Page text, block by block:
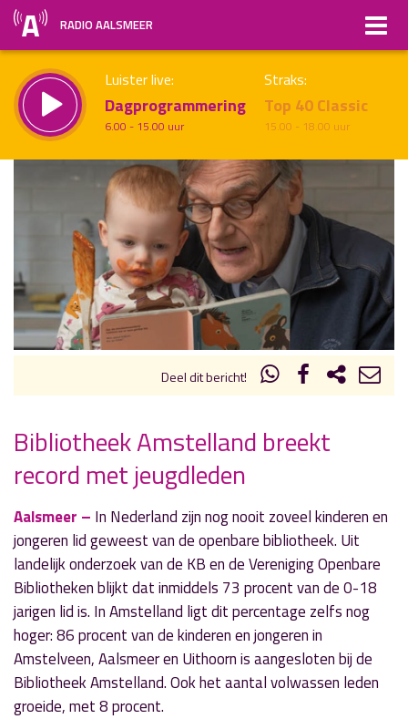
RADIO AALSMEER
Luister live:
Dagprogrammering
6.00 - 15.00 uur
Straks:
Top 40 Classic
15.00 - 18.00 uur
uur 1 van x Volgend uur
Deel dit bericht!
« Vorig nieuwsbericht
Machineweg feestelijk heropend na twee jaar
werkzaamheden
11 september 2025
» Volgend nieuwsbericht
Gemeente ondersteunt strijd tegen Aziatische
hoornaar
12 september 2025
Bibliotheek Amstelland breekt
record met jeugdleden
Aalsmeer – In Nederland zijn nog nooit zoveel kinderen en
jongeren lid geweest van de openbare bibliotheek. Uit
landelijk onderzoek van de KB en de Vereniging Openbare
Bibliotheken blijkt dat inmiddels 73 procent van de 0-18
jarigen lid is. In Amstelland ligt dit percentage zelfs nog
hoger: 86 procent van de kinderen en jongeren in
Amstelveen, Aalsmeer en Uithoorn is aangesloten bij de
Bibliotheek Amstelland. Ook het aantal volwassen leden
groeide, met 8 procent.